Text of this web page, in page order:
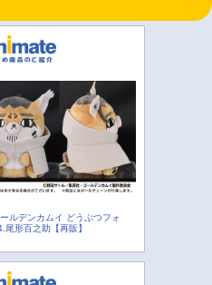
ルデンカムイ どうぶつフォ
尾形百之助【再販】